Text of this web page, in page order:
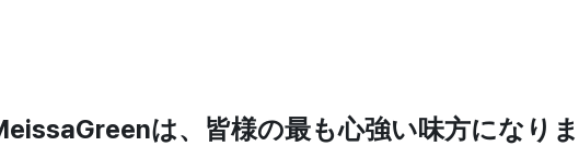
は、皆様の最も心強い味方になり